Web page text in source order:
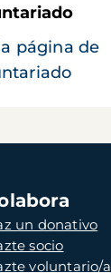
página de
un donativo
socio
voluntario/a